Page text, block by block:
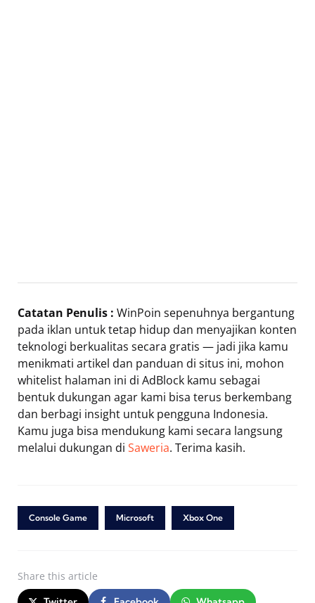
Catatan Penulis : WinPoin sepenuhnya bergantung
pada iklan untuk tetap hidup dan menyajikan konten
teknologi berkualitas secara gratis — jadi jika kamu
menikmati artikel dan panduan di situs ini, mohon
whitelist halaman ini di AdBlock kamu sebagai
bentuk dukungan agar kami bisa terus berkembang
dan berbagi insight untuk pengguna Indonesia.
Kamu juga bisa mendukung kami secara langsung
melalui dukungan di Saweria. Terima kasih.
Console Game Microsoft Xbox One
Share this article